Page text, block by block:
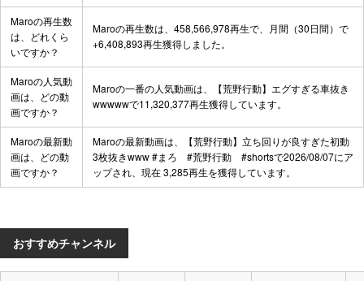
おすすめチャンネル
Maroの再生数
は、どれくら
いですか？
Maroの再生数は、458,566,978再生で、月間（30日間）で
+6,408,893再生獲得しました。
Maroの人気動
画は、どの動
画ですか？
Maroの一番の人気動画は、
【荒野行動】エグすぎる車抜き
wwwwwで11,320,377再生獲得しています。
Maroの最新動
画は、どの動
画ですか？
Maroの最新動画は、
【荒野行動】立ち回りが良すぎた初動
3枚抜きwww #まろ #荒野行動 #shortsで2026/08/07にア
ップされ、現在 3,285再生を獲得しています。